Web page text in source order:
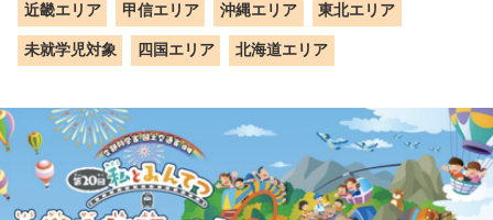
近畿エリア 甲信エリア 沖縄エリア 東北エリア
未就学児対象 四国エリア 北海道エリア